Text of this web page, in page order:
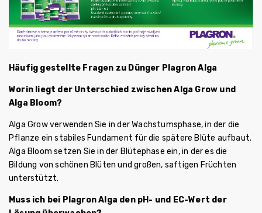
Häufig gestellte Fragen zu Dünger Plagron Alga
Worin liegt der Unterschied zwischen Alga Grow und
Alga Bloom?
Alga Grow verwenden Sie in der Wachstumsphase, in der die
Pflanze ein stabiles Fundament für die spätere Blüte aufbaut.
Alga Bloom setzen Sie in der Blütephase ein, in der es die
Bildung von schönen Blüten und großen, saftigen Früchten
unterstützt.
Muss ich bei Plagron Alga den pH- und EC-Wert der